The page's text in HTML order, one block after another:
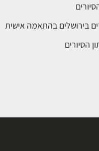
בירושלים בהתאמה אישית
הסיורים